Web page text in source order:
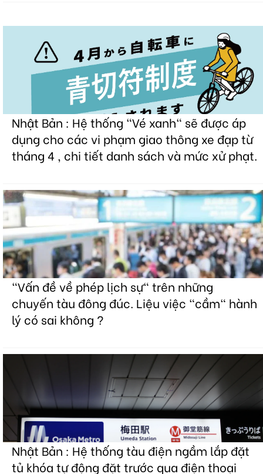
Nhật Bản : Hệ thống "Vé xanh" sẽ được áp
dụng cho các vi phạm giao thông xe đạp từ
tháng 4 , chi tiết danh sách và mức xử phạt.
"Vấn đề về phép lịch sự" trên những
chuyến tàu đông đúc. Liệu việc "cầm" hành
lý có sai không ?
Nhật Bản : Hệ thống tàu điện ngầm lắp đặt
tủ khóa tự động đặt trước qua điện thoại